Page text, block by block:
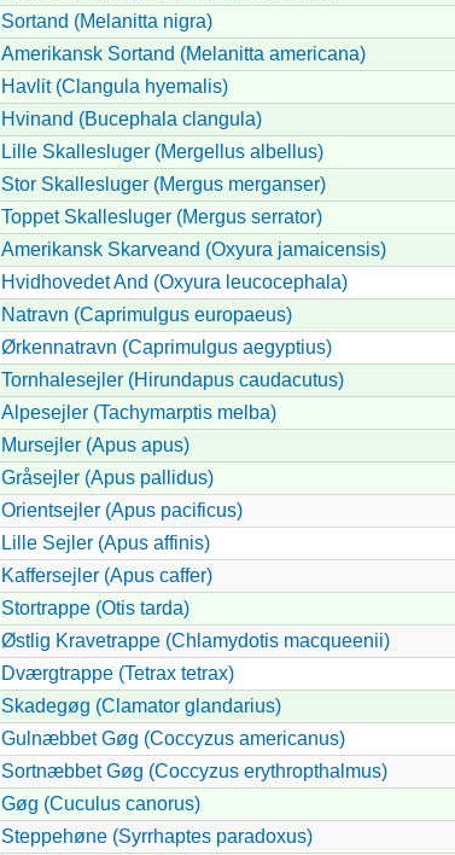
Sortand (Melanitta nigra)
Amerikansk Sortand (Melanitta americana)
Havlit (Clangula hyemalis)
Hvinand (Bucephala clangula)
Lille Skallesluger (Mergellus albellus)
Stor Skallesluger (Mergus merganser)
Toppet Skallesluger (Mergus serrator)
Amerikansk Skarveand (Oxyura jamaicensis)
Hvidhovedet And (Oxyura leucocephala)
Natravn (Caprimulgus europaeus)
Ørkennatravn (Caprimulgus aegyptius)
Tornhalesejler (Hirundapus caudacutus)
Alpesejler (Tachymarptis melba)
Mursejler (Apus apus)
Gråsejler (Apus pallidus)
Orientsejler (Apus pacificus)
Lille Sejler (Apus affinis)
Kaffersejler (Apus caffer)
Stortrappe (Otis tarda)
Østlig Kravetrappe (Chlamydotis macqueenii)
Dværgtrappe (Tetrax tetrax)
Skadegøg (Clamator glandarius)
Gulnæbbet Gøg (Coccyzus americanus)
Sortnæbbet Gøg (Coccyzus erythropthalmus)
Gøg (Cuculus canorus)
Steppehøne (Syrrhaptes paradoxus)